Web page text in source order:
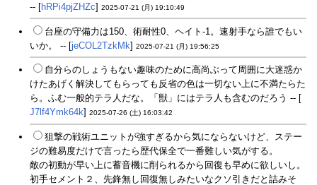
-- [hRPi4pjZHZc] 2025-07-21 (月) 19:10:49
台座の守備力は150、術耐性0、ヘイト-1。速射手なら誰でもい
いか。 -- [jeCOL2TzkMk] 2025-07-21 (月) 19:56:25
自分らのしょうもない趣味のために高尚ぶって周囲に大迷惑か
けたあげく解決してもらっても反省の色は一切ない上に不満たらた
ら。ふむ一般的テラ人だな。「獣」にはテラ人も含むのだろう -- [
J7lf4Ymk64k] 2025-07-26 (土) 16:03:42
狙撃の戦術ユニットが強すぎるから気にならないけど、ステー
ジの難易度だけで言ったら歴代保全で一番難しい気がする。
敵の初動が早い上に蓄音機に削られるから回復も早めに欲しいし。
初手セメント２、先鋒無し回復無しみたいなクソ引きだと詰みそ